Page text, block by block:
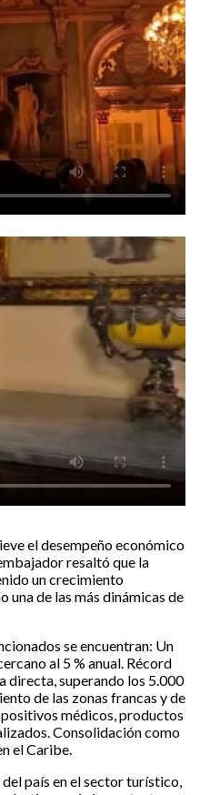
el desempeño económico
resaltó que la
un crecimiento
una de las más dinámicas de
se encuentran: Un
al 5 % anual. Récord
directa, superando los 5.000
de las zonas francas y de
médicos, productos
Consolidación como
el Caribe.
país en el sector turístico,